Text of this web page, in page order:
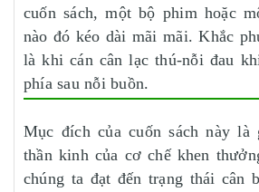
cuốn sách, một bộ phim hoặc
nào đó kéo dài mãi mãi. Khắc
là khi cán cân lạc thú-nỗi đau
phía sau nỗi buồn.
Mục đích của cuốn sách này là
thần kinh của cơ chế khen
chúng ta đạt đến trạng thái cân